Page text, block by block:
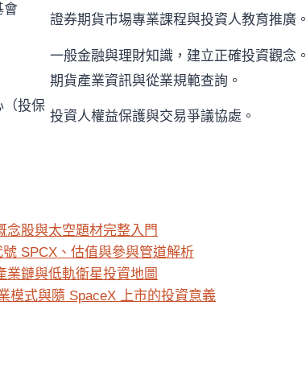
會
證券期貨市場專業課程與投資人教育推廣。
一般金融與理財知識，建立正確投資觀念。
期貨產業資訊與從業規範查詢。
（投保
投資人權益保護與交易爭議協處。
念股與太空題材完整入門
SPCX、估值與參與管道解析
業鏈與低軌衛星投資地圖
模式與隨 SpaceX 上市的投資意義